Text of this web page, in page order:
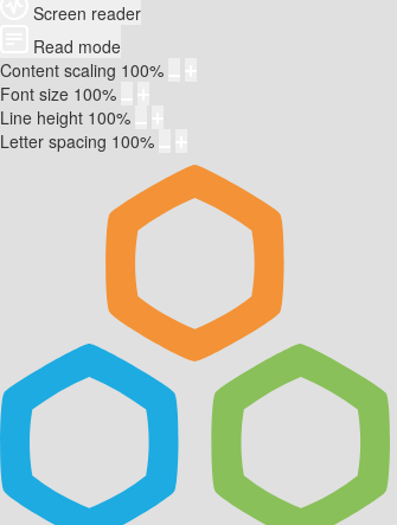
Screen reader
Read mode
Content scaling 100%
Font size 100%
Line height 100%
Letter spacing 100%